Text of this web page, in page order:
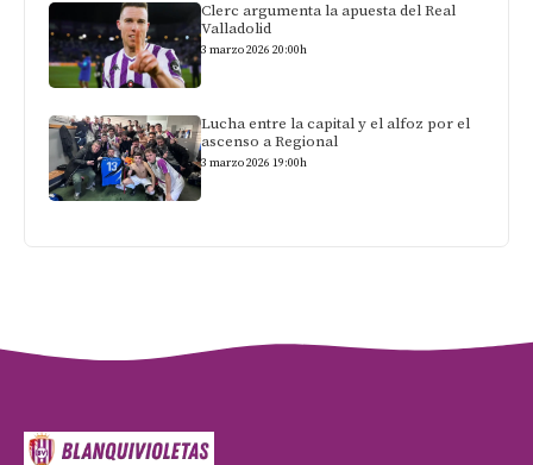
Clerc argumenta la apuesta del Real
Valladolid
3 marzo 2026 20:00h
Lucha entre la capital y el alfoz por el
ascenso a Regional
3 marzo 2026 19:00h